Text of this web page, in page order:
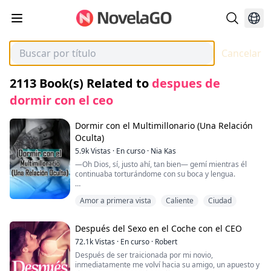
Cancelar
2113 Book(s) Related to despues de
dormir con el ceo
Dormir con el Multimillonario (Una Relación
Oculta)
5.9kVistas · En curso · Nia Kas
—Oh Dios, sí, justo ahí, tan bien— gemí mientras él
continuaba torturándome con su boca y lengua.
sujetando mis piernas en su lugar.
Si hubiera sabido que el hombre que me acosaba y
aparecía en mi casa durante tres semanas era el
mismo hombre que se sentaba en mi café en silencio,
habría salido corriendo y dejado Kensington. Cuando
me di cuenta de que Caleb consigue lo que quiere, no
Amor a primera vista Caliente Ciudad
Después del Sexo en el Coche con el CEO
72.1kVistas · En curso · Robert
Después de ser traicionada por mi novio,
inmediatamente me volví hacia su amigo, un apuesto y